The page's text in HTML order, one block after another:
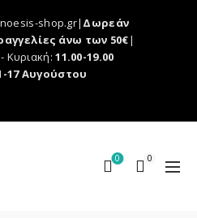
shop.gr| Δωρεάν
άνω των 50€|
Κυριακή: 11.00-19.00
17 Αυγούστου
0 0